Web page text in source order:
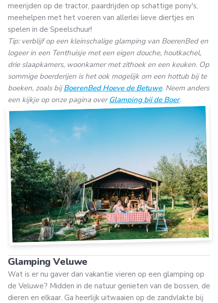
meerijden op de tractor, paardrijden op schattige pony's,
meehelpen met het voeren van allerlei lieve diertjes en
spelen in de Speelschuur!
Tip: verblijf op een kleinschalige glamping van BoerenBed en
logeer in een Tenthuisje met een eigen douche, houtkachel,
drie slaapkamers, woonkamer met zithoek en een keuken. Op
sommige boerderijen is het ook mogelijk om een hottub bij te
boeken, zoals bijBoerenBed Hoeve de Betuwe. Neem anders
een kijkje op onze pagina over Glamping bij de Boer.
Glamping Veluwe
Wat is er nu gaver dan vakantie vieren op een glamping op
de Veluwe? Midden in de natuur genieten van de bossen, de
dieren en elkaar. Ga heerlijk uitwaaien op de zandvlakte bij